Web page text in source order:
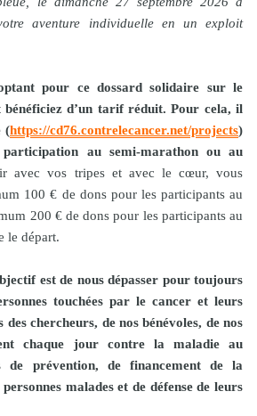
aventure individuelle en un exploit
pour ce dossard solidaire sur le
bénéficiez d’un tarif réduit. Pour cela, il
(https://cd76.contrelecancer.net/projects)
au semi-marathon ou au
avec vos tripes et avec le cœur, vous
100 € de dons pour les participants au
200 € de dons pour les participants au
le départ.
est de nous dépasser pour toujours
touchées par le cancer et leurs
des chercheurs, de nos bénévoles, de nos
chaque jour contre la maladie au
de prévention, de financement de la
malades et de défense de leurs